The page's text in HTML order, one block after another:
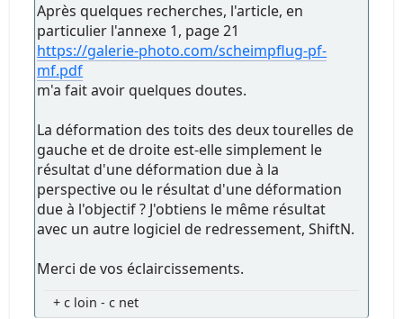
Après quelques recherches, l'article, en
particulier l'annexe 1, page 21
https://galerie-photo.com/scheimpflug-pf-
mf.pdf
m'a fait avoir quelques doutes.
La déformation des toits des deux tourelles de
gauche et de droite est-elle simplement le
résultat d'une déformation due à la
perspective ou le résultat d'une déformation
due à l'objectif ? J'obtiens le même résultat
avec un autre logiciel de redressement, ShiftN.
Merci de vos éclaircissements.
+ c loin - c net